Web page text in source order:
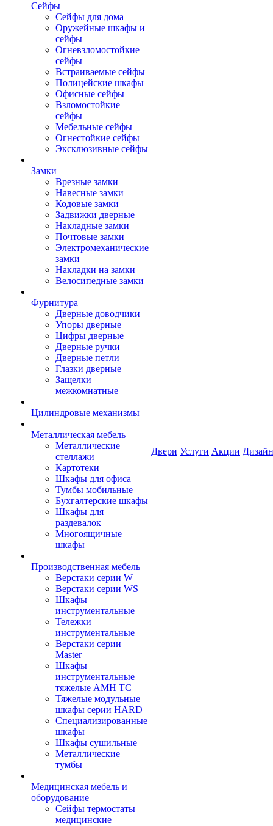
Сейфы
Сейфы для дома
Оружейные шкафы и
сейфы
Огневзломостойкие
сейфы
Встраиваемые сейфы
Полицейские шкафы
Офисные сейфы
Взломостойкие
сейфы
Мебельные сейфы
Огнестойкие сейфы
Эксклюзивные сейфы
Замки
Врезные замки
Навесные замки
Кодовые замки
Задвижки дверные
Накладные замки
Почтовые замки
Электромеханические
замки
Накладки на замки
Велосипедные замки
Фурнитура
Дверные доводчики
Упоры дверные
Цифры дверные
Дверные ручки
Дверные петли
Глазки дверные
Защелки
межкомнатные
Цилиндровые механизмы
Металлическая мебель
Металлические
стеллажи
Картотеки
Шкафы для офиса
Тумбы мобильные
Бухгалтерские шкафы
Шкафы для
раздевалок
Многоящичные
шкафы
Производственная мебель
Верстаки серии W
Верстаки серии WS
Шкафы
инструментальные
Тележки
инструментальные
Верстаки серии
Master
Шкафы
инструментальные
тяжелые AMH TC
Тяжелые модульные
шкафы серии HARD
Cпециализированные
шкафы
Шкафы сушильные
Металлические
тумбы
Медицинская мебель и
оборудование
Сейфы термостаты
медицинские
Двери Услуги Акции